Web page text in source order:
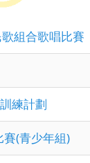
組合歌唱比賽
練計劃
(青少年組)